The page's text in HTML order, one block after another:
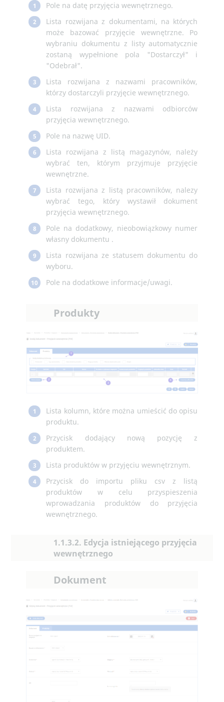
1 Pole na datę przyjęcia wewnętrznego.
2
Lista rozwijana z dokumentami, na których
może bazować przyjęcie wewnętrzne. Po
wybraniu dokumentu z listy automatycznie
zostaną wypełnione pola "Dostarczył" i
"Odebrał".
3
Lista rozwijana z nazwami pracowników,
którzy dostarczyli przyjęcie wewnętrznego.
4
Lista rozwijana z nazwami odbiorców
przyjęcia wewnętrznego.
5 Pole na nazwę UID.
6
Lista rozwijana z listą magazynów, należy
wybrać ten, którym przyjmuje przyjęcie
wewnętrzne.
7
Lista rozwijana z listą pracowników, nalezy
wybrać tego, który wystawił dokument
przyjęcia wewnętrznego.
8
Pole na dodatkowy, nieobowiązkowy numer
własny dokumentu .
9
Lista rozwijana ze statusem dokumentu do
wyboru.
10 Pole na dodatkowe informacje/uwagi.
Produkty
1
Lista kolumn, które można umieścić do opisu
produktu.
2
Przycisk dodający nową pozycję z
produktem.
3 Lista produktów w przyjęciu wewnętrznym.
4
Przycisk do importu pliku csv z listą
produktów w celu przyspieszenia
wprowadzania produktów do przyjęcia
wewnętrznego.
1.1.3.2. Edycja istniejącego przyjęcia
wewnętrznego
Dokument